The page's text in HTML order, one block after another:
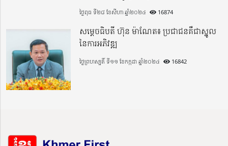
ថ្ងៃពុធ ទី២៨ ខែសីហា ឆ្នាំ២០២៤ 16874
សម្តេចធិបតី ហ៊ុន ម៉ាណែត៖ ប្រជាជនគឺជាស្នូល
នៃការអភិវឌ្ឍ
ថ្ងៃព្រហស្បតិ៍ ទី១១ ខែកក្កដា ឆ្នាំ២០២៤ 16842